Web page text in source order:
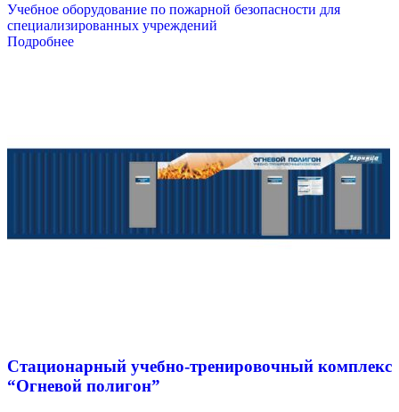
Учебное оборудование по пожарной безопасности для
специализированных учреждений
Подробнее
Стационарный учебно-тренировочный комплекс
“Огневой полигон”